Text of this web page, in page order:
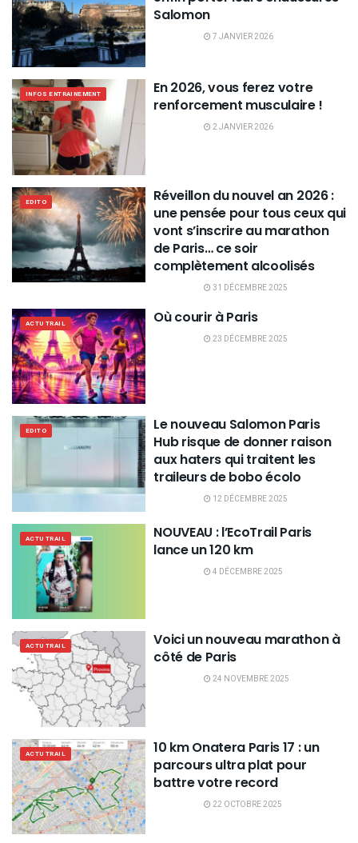
Salomon
7 JANVIER 2026
INFOS ENTRAINEMENT
En 2026, vous ferez votre
renforcement musculaire !
2 JANVIER 2026
EDITO
Réveillon du nouvel an 2026 :
une pensée pour tous ceux qui
vont s’inscrire au marathon
de Paris… ce soir
complètement alcoolisés
31 DÉCEMBRE 2025
ACTU TRAIL Où courir à Paris
23 DÉCEMBRE 2025
EDITO
Le nouveau Salomon Paris
Hub risque de donner raison
aux haters qui traitent les
traileurs de bobo écolo
12 DÉCEMBRE 2025
ACTU TRAIL
NOUVEAU : l’EcoTrail Paris
lance un 120 km
4 DÉCEMBRE 2025
ACTU TRAIL
Voici un nouveau marathon à
côté de Paris
24 NOVEMBRE 2025
ACTU TRAIL
10 km Onatera Paris 17 : un
parcours ultra plat pour
battre votre record
22 OCTOBRE 2025